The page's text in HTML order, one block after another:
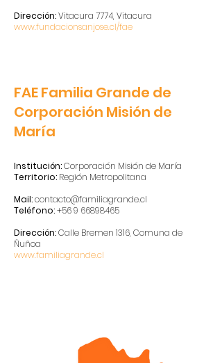
Dirección:Vitacura 7774, Vitacura
www.fundacionsanjose.cl/fae
FAE Familia Grande de
Corporación Misión de
María
Institución:Corporación Misión de María
Territorio: Región Metropolitana
Mail:contacto@familiagrande.cl
Teléfono:+56 9 66898465
Dirección:Calle Bremen 1316, Comuna de
Ñuñoa
www.familiagrande.cl